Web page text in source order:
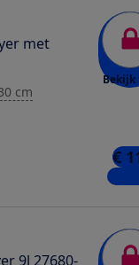
met
cm
Bekijk
€
5
9l 27680-